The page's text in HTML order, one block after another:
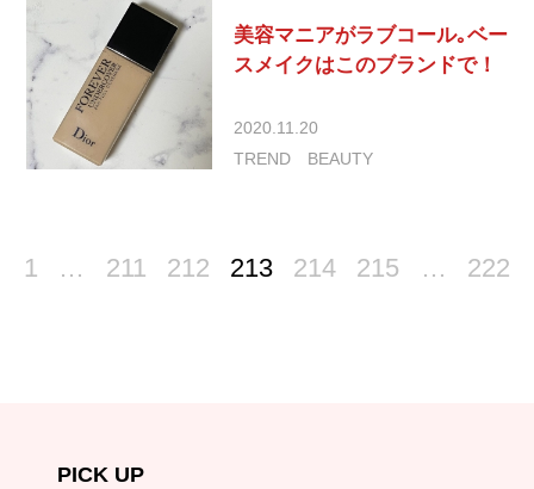
美容マニアがラブコール｡ベー
スメイクはこのブランドで！
2020.11.20
TREND
BEAUTY
1 … 211 212 213 214 215 … 222
PICK UP